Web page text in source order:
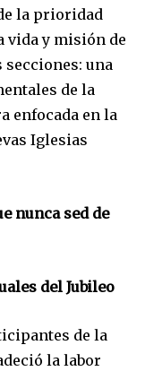
la prioridad
vida y misión de
secciones: una
de la
enfocada en la
Iglesias
nunca sed de
del Jubileo
de la
la labor